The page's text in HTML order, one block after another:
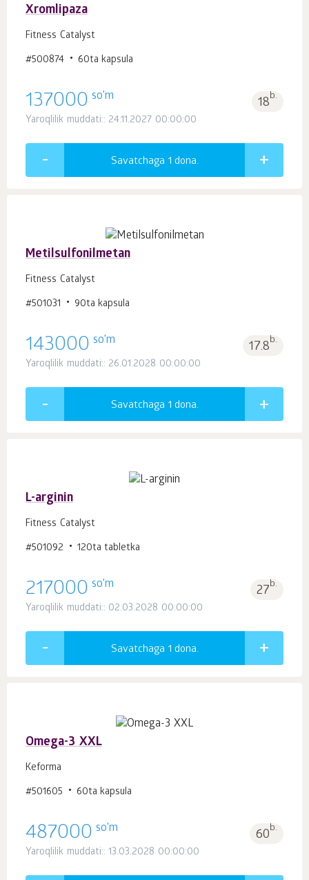
Xromlipaza
Fitness Catalyst
#500874 60ta kapsula
137000 so'm 18b.
Yaroqlilik muddati:: 24.11.2027 00:00:00
Savatchaga 1 dona.
Metilsulfonilmetan
Fitness Catalyst
#501031 90ta kapsula
143000 so'm 17.8b.
Yaroqlilik muddati:: 26.01.2028 00:00:00
Savatchaga 1 dona.
L-arginin
Fitness Catalyst
#501092 120ta tabletka
217000 so'm 27b.
Yaroqlilik muddati:: 02.03.2028 00:00:00
Savatchaga 1 dona.
Omega-3 XXL
Keforma
#501605 60ta kapsula
487000 so'm 60b.
Yaroqlilik muddati:: 13.03.2028 00:00:00